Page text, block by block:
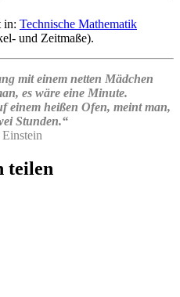
in: Technische Mathematik
und Zeitmaße).
mit einem netten Mädchen
es wäre eine Minute.
einem heißen Ofen, meint man,
Stunden.“
teilen